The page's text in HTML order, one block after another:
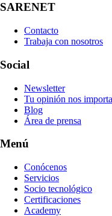
SARENET
Contacto
Trabaja con nosotros
Social
Newsletter
Tu opinión nos importa
Blog
Área de prensa
Menú
Conócenos
Servicios
Socio tecnológico
Certificaciones
Academy